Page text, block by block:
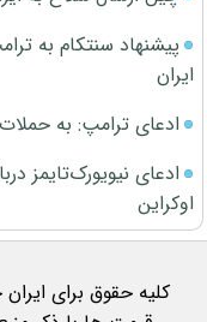
پیشنهاد سنتکام به
ایران
ادعای ترامپ: به
ادعای نیویورک‌تایمز
اوکراین
کلیه حقوق برای